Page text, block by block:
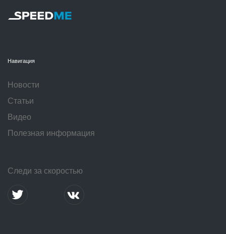
Навигация
Новости
Статьи
Видео
Полезная информация
Следи за скоростью